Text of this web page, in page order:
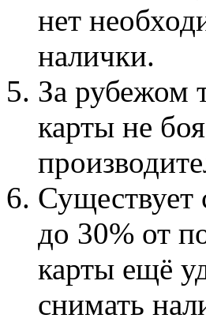
нет
налички.
За рубежом
карты не
Существует
до 30% от
карты ещё
снимать